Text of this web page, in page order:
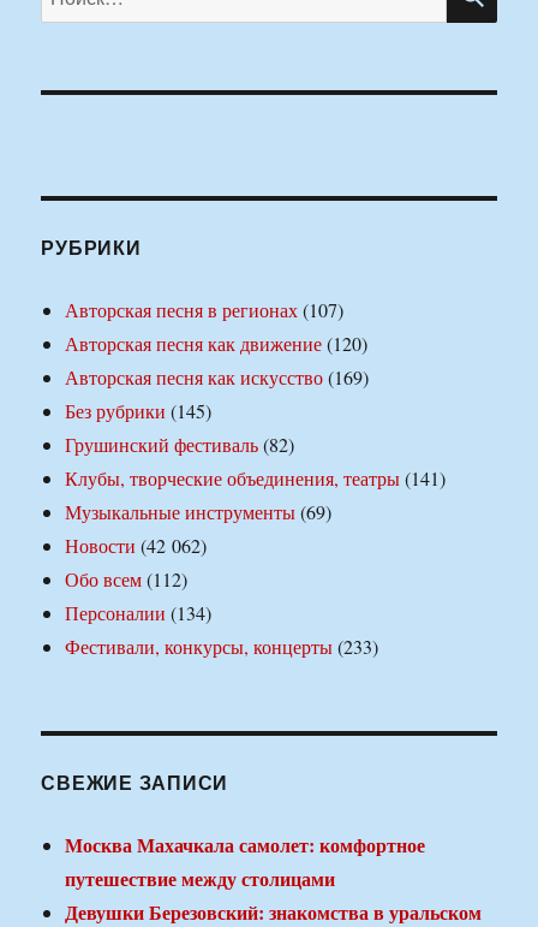
РУБРИКИ
Авторская песня в регионах(107)
Авторская песня как движение(120)
Авторская песня как искусство(169)
Без рубрики (145)
Грушинский фестиваль(82)
Клубы, творческие объединения, театры(141)
Музыкальные инструменты(69)
Новости (42 062)
Обо всем(112)
Персоналии (134)
Фестивали, конкурсы, концерты(233)
СВЕЖИЕ ЗАПИСИ
Москва Махачкала самолет: комфортное
путешествие между столицами
Девушки Березовский: знакомства в уральском